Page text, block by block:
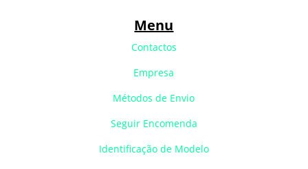
Menu
Contactos
Empresa
Métodos de Envio
Seguir Encomenda
Identificação de Modelo